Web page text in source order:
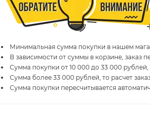
Минимальная сумма покупки в нашем
В зависимости от суммы в корзине, заказ
Сумма покупки от 10 000 до 33 000 рублей,
Сумма более 33 000 рублей, то расчет
Сумма покупки пересчитывается